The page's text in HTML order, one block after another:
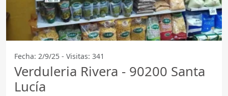
Fecha: 2/9/25 - Visitas: 341
Verduleria Rivera - 90200 Santa
Lucía